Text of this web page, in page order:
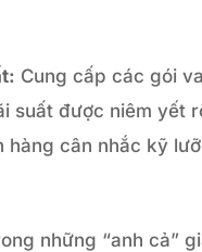
Cung cấp các gói
suất được niêm yết
hàng cân nhắc kỹ
những “anh cả”